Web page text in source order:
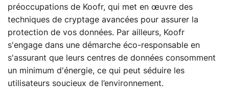
préoccupations de Koofr, qui met en œuvre des
techniques de cryptage avancées pour assurer la
protection de vos données. Par ailleurs, Koofr
s'engage dans une démarche éco-responsable en
s'assurant que leurs centres de données consomment
un minimum d'énergie, ce qui peut séduire les
utilisateurs soucieux de l’environnement.